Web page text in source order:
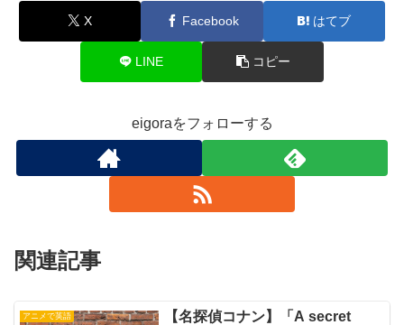
X Facebook はてブ
LINE コピー
eigoraをフォローする
関連記事
アニメで英語
【名探偵コナン】「A secret